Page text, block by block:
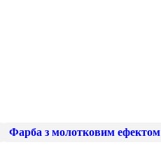
Фарба з молотковим ефектом